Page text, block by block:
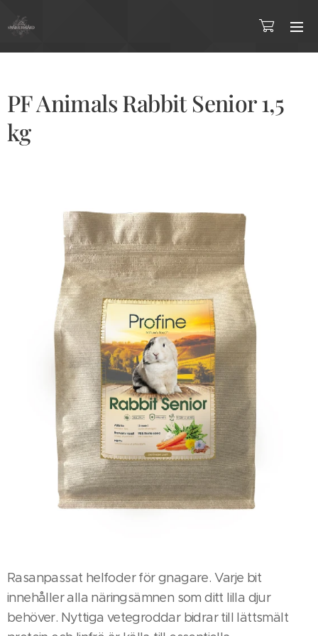
PF Animals Rabbit Senior 1,5
kg
Rasanpassat helfoder för gnagare. Varje bit
innehåller alla näringsämnen som ditt lilla djur
behöver. Nyttiga vetegroddar bidrar till lättsmält